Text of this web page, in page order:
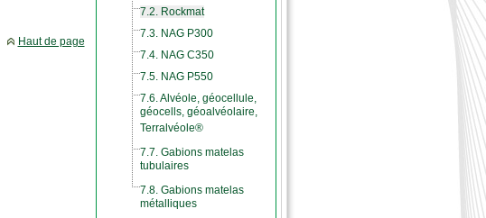
Haut de page
7.2. Rockmat
7.3. NAG P300
7.4. NAG C350
7.5. NAG P550
7.6. Alvéole, géocellule,
géocells, géoalvéolaire,
Terralvéole®
7.7. Gabions matelas
tubulaires
7.8. Gabions matelas
métalliques